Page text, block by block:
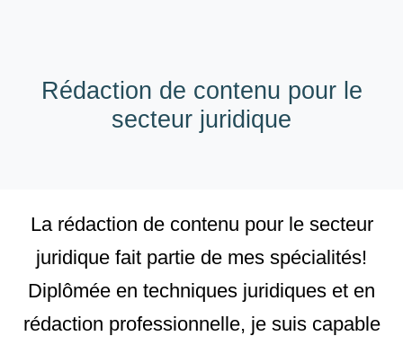
Rédaction de contenu pour le
secteur juridique
La rédaction de contenu pour le secteur
juridique fait partie de mes spécialités!
Diplômée en techniques juridiques et en
rédaction professionnelle, je suis capable